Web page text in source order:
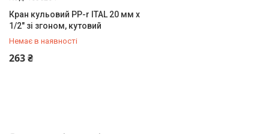
Пакувальні сантехнічні
матеріали
Кран кульовий PP-r ITAL 20 мм х
1/2" зі згоном, кутовий
Немає в наявності
263 ₴
+380 (67) 500-59-19